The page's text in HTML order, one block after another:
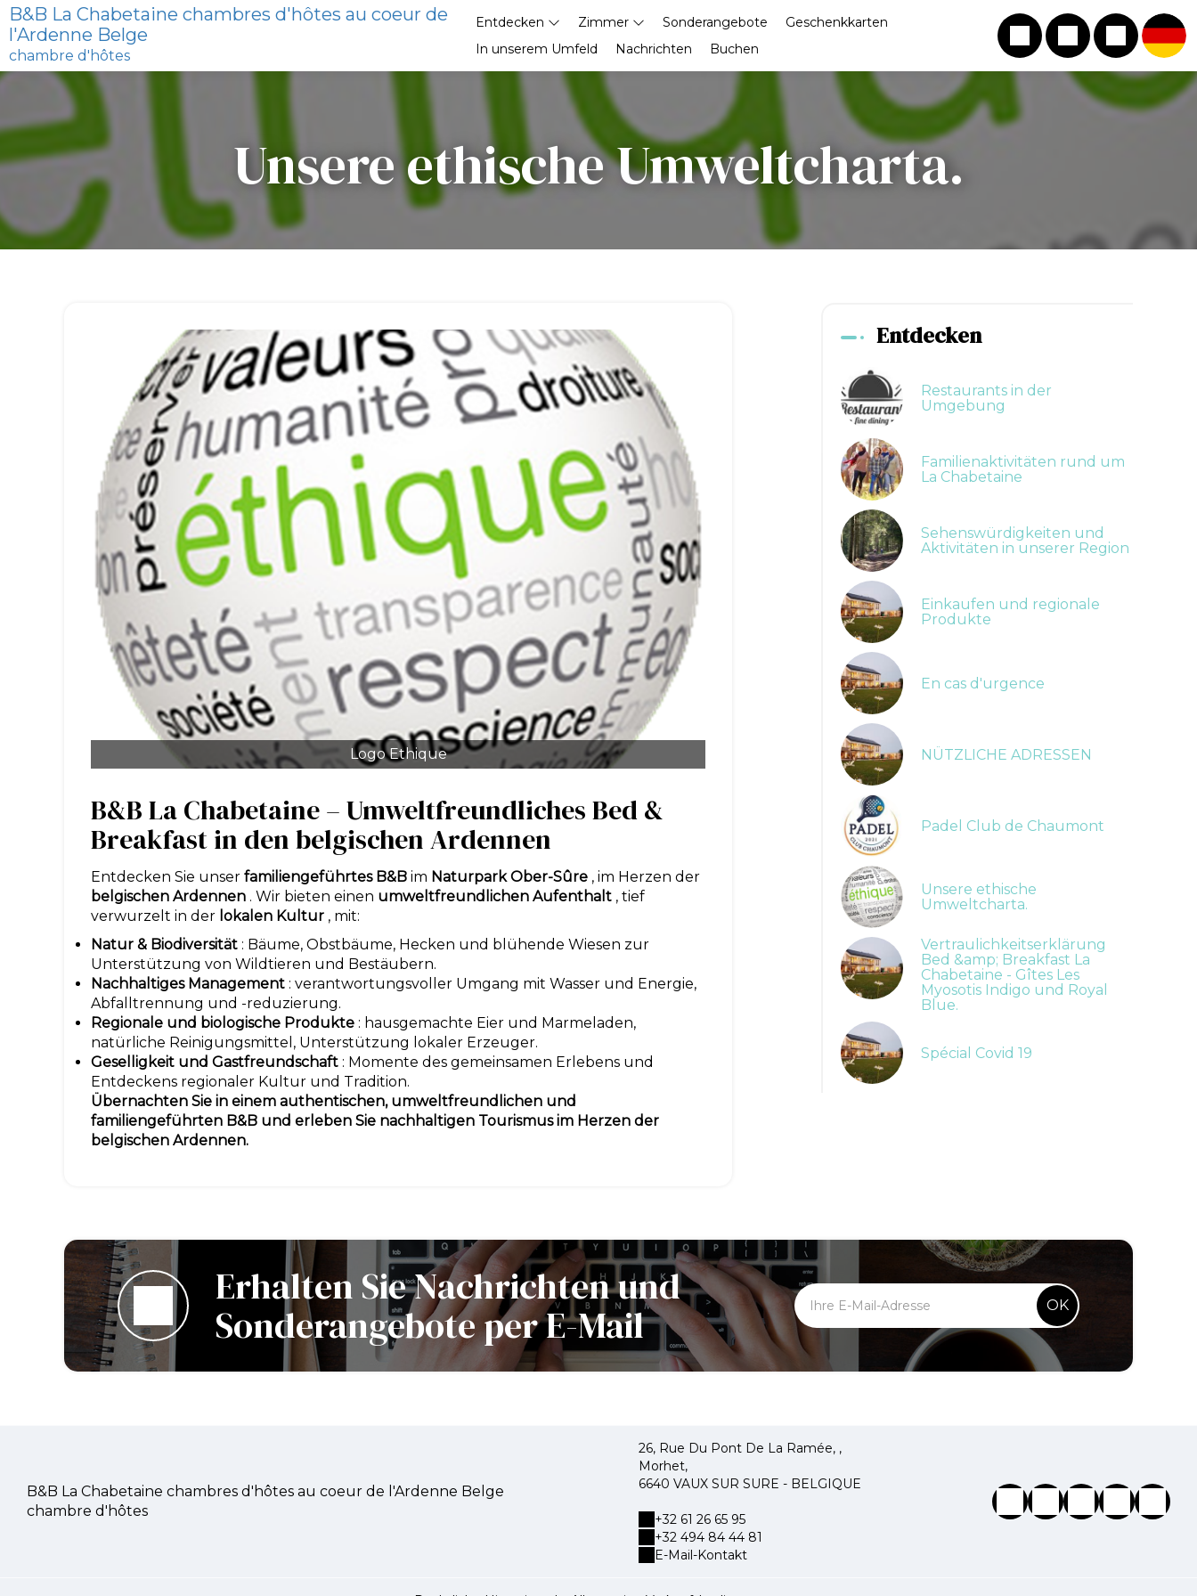
B&B La Chabetaine chambres d'hôtes au coeur de
l'Ardenne Belge
chambre d'hôtes
Entdecken Zimmer Sonderangebote
Geschenkkarten
In unserem Umfeld
Nachrichten Buchen
Unsere ethische Umweltcharta.
Logo Ethique
B&B La Chabetaine – Umweltfreundliches Bed &
Breakfast in den belgischen Ardennen
Entdecken Sie unser familiengeführtes B&B im Naturpark Ober-Sûre , im Herzen der
belgischen Ardennen . Wir bieten einen umweltfreundlichen Aufenthalt , tief
verwurzelt in der lokalen Kultur , mit:
Natur & Biodiversität : Bäume, Obstbäume, Hecken und blühende Wiesen zur
Unterstützung von Wildtieren und Bestäubern.
Nachhaltiges Management : verantwortungsvoller Umgang mit Wasser und Energie,
Abfalltrennung und -reduzierung.
Regionale und biologische Produkte : hausgemachte Eier und Marmeladen,
natürliche Reinigungsmittel, Unterstützung lokaler Erzeuger.
Geselligkeit und Gastfreundschaft : Momente des gemeinsamen Erlebens und
Entdeckens regionaler Kultur und Tradition.
Übernachten Sie in einem authentischen, umweltfreundlichen und
familiengeführten B&B und erleben Sie nachhaltigen Tourismus im Herzen der
belgischen Ardennen.
Entdecken
Restaurants in der
Umgebung
Familienaktivitäten rund um
La Chabetaine
Sehenswürdigkeiten und
Aktivitäten in unserer Region
Einkaufen und regionale
Produkte
En cas d'urgence
NÜTZLICHE ADRESSEN
Padel Club de Chaumont
Unsere ethische
Umweltcharta.
Vertraulichkeitserklärung
Bed &amp; Breakfast La
Chabetaine - Gîtes Les
Myosotis Indigo und Royal
Blue.
Spécial Covid 19
Erhalten Sie Nachrichten und
Sonderangebote per E-Mail
OK
B&B La Chabetaine chambres d'hôtes au coeur de l'Ardenne Belge
chambre d'hôtes
26, Rue Du Pont De La Ramée, ,
Morhet,
6640 VAUX SUR SURE - BELGIQUE
+32 61 26 65 95
+32 494 84 44 81
E-Mail-Kontakt